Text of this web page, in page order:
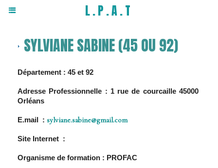
L.P.A.T
SYLVIANE SABINE (45 OU 92)
Département : 45 et 92
Adresse Professionnelle : 1 rue de courcaille 45000
Orléans
E.mail : sylviane.sabine@gmail.com
Site Internet :
Organisme de formation : PROFAC